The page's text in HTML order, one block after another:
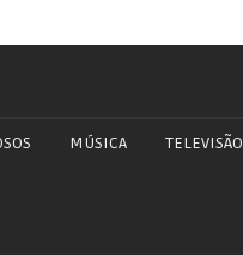
MÚSICA TELEVISÃO